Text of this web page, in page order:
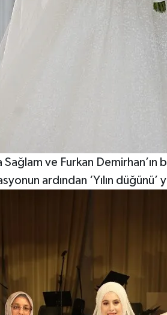
Sağlam ve Furkan
ardından ‘Yılın